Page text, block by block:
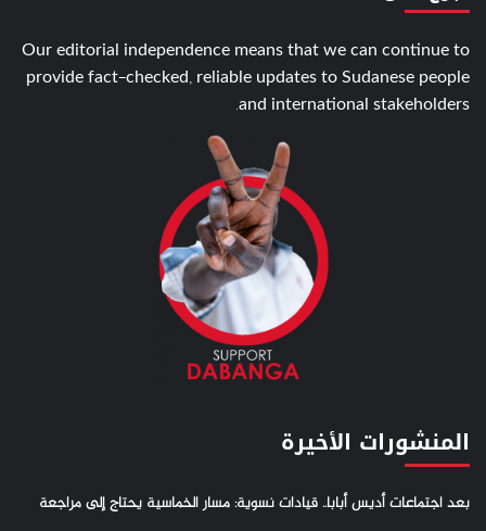
Our editorial independence means that we can continue to
provide fact-checked, reliable updates to Sudanese people
and international stakeholders.
المنشورات الأخيرة
بعد اجتماعات أديس أبابا.. قيادات نسوية: مسار الخماسية يحتاج إلى مراجعة